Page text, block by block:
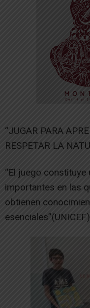
“JUGAR PARA
RESPETAR LA
“El juego
importantes en las
obtienen
esenciales”(UNICEF)